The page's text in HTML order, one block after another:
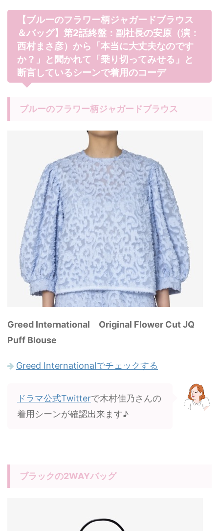
【ブルーのフラワー柄ジャガードブラウス
＆バッグ】第2話終盤：副社長の安原（演：
西村まさ彦）から「本当に大丈夫なのです
か？」と聞かれて「乗り切ってみせる」と
断言しているシーンで着用のコーデ
ブルーのフラワー柄ジャガードブラウス
Greed International Original Flower Cut JQ
Puff Blouse
Greed Internationalでチェックする
ドラマ公式Twitterで木村佳乃さんの
着用シーンが確認出来ます♪
ブラックの2WAYバッグ